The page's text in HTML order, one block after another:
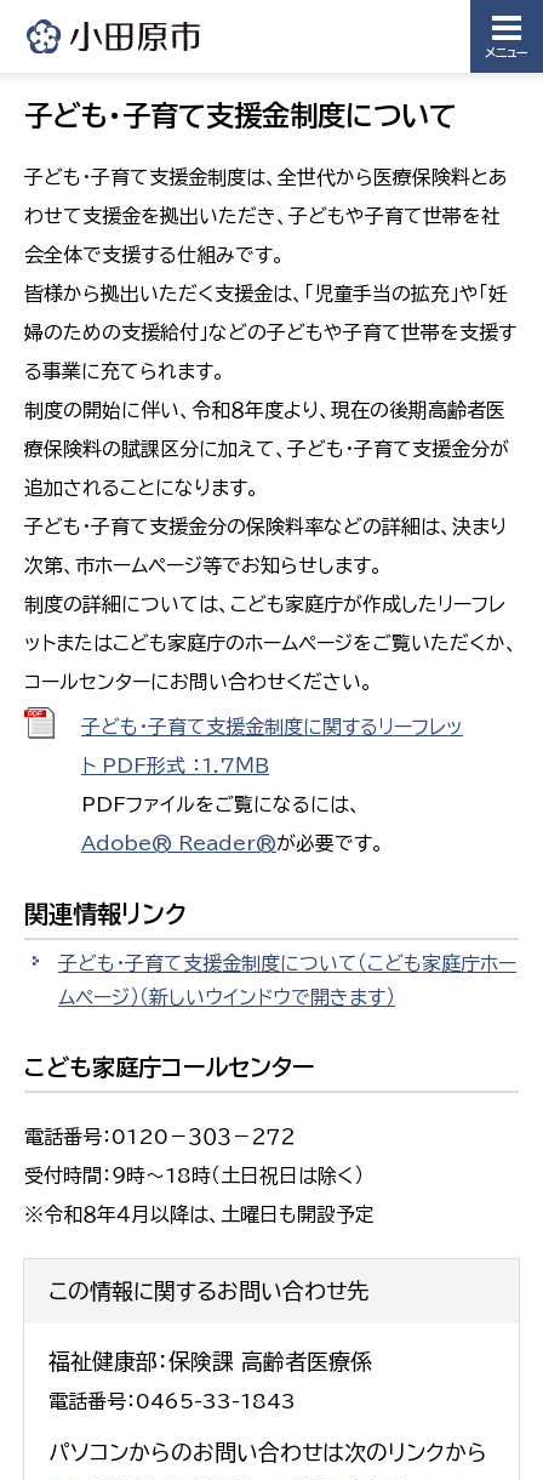
メニュー
子ども・子育て支援金制度について
子ども・子育て支援金制度は、全世代から医療保険料とあ
わせて支援金を拠出いただき、子どもや子育て世帯を社
会全体で支援する仕組みです。
皆様から拠出いただく支援金は、「児童手当の拡充」や「妊
婦のための支援給付」などの子どもや子育て世帯を支援す
る事業に充てられます。
制度の開始に伴い、令和８年度より、現在の後期高齢者医
療保険料の賦課区分に加えて、子ども・子育て支援金分が
追加されることになります。
子ども・子育て支援金分の保険料率などの詳細は、決まり
次第、市ホームページ等でお知らせします。
制度の詳細については、こども家庭庁が作成したリーフレ
ットまたはこども家庭庁のホームページをご覧いただくか、
コールセンターにお問い合わせください。
子ども・子育て支援金制度に関するリーフレッ
ト PDF形式 ：1.7ＭＢ
PDFファイルをご覧になるには、
Adobe® Reader®が必要です。
関連情報リンク
子ども・子育て支援金制度について（こども家庭庁ホー
ムページ） （新しいウインドウで開きます）
こども家庭庁コールセンター
電話番号：0120－３０３－２７２
受付時間：９時～18時（土日祝日は除く）
※令和８年４月以降は、土曜日も開設予定
この情報に関するお問い合わせ先
福祉健康部：保険課 高齢者医療係
電話番号：0465-33-1843
パソコンからのお問い合わせは次のリンクから